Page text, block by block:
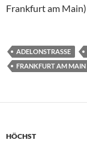
Frankfurt am Main)
ADELONSTRASSE
FRANKFURT AM MAIN
HÖCHST